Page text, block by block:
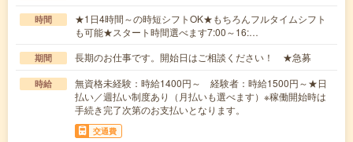
時間
★1日4時間～の時短シフトOK★もちろんフルタイムシフト
も可能★スタート時間選べます7:00～16:…
期間 長期のお仕事です。開始日はご相談ください！ ★急募
時給
無資格未経験：時給1400円～ 経験者：時給1500円～★日
払い／週払い制度あり（月払いも選べます）※稼働開始時は
手続き完了次第のお支払いとなります。
交通費